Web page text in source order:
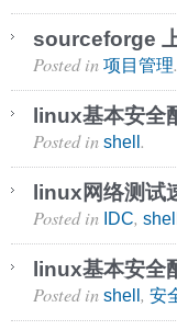
sourceforge
Posted in 项目管理.
linux基本安全
Posted in shell.
linux网络测试
Posted in IDC,
linux基本安全
Posted in shell, 安